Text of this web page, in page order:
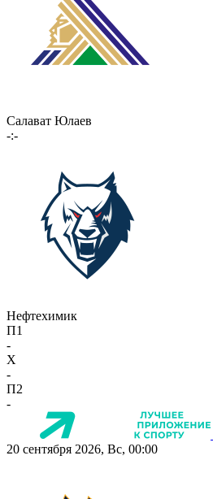
Салават Юлаев
-:-
Нефтехимик
П1
-
X
-
П2
-
20 сентября 2026, Вс, 00:00